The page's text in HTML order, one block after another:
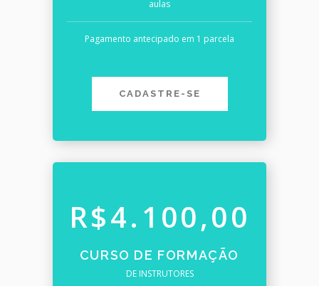
aulas
Pagamento antecipado em 1 parcela
CADASTRE-SE
R$4.100,00
CURSO DE FORMAÇÃO
DE INSTRUTORES